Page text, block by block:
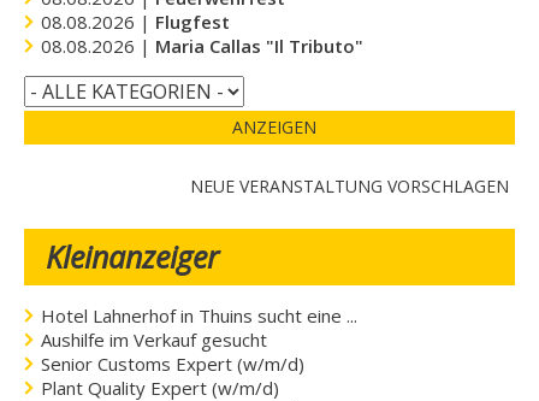
08.08.2026 | Flugfest
08.08.2026 | Maria Callas "Il Tributo"
ANZEIGEN
NEUE VERANSTALTUNG VORSCHLAGEN
Kleinanzeiger
Hotel Lahnerhof in Thuins sucht eine ...
Aushilfe im Verkauf gesucht
Senior Customs Expert (w/m/d)
Plant Quality Expert (w/m/d)